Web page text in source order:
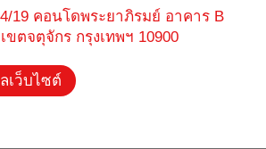
19 คอนโดพระยาภิรมย์ อาคาร B
ขตจตุจักร กรุงเทพฯ 10900
เว็บไซต์